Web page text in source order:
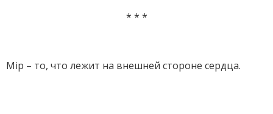
* * *
Мiр – то, что лежит на внешней стороне сердца.